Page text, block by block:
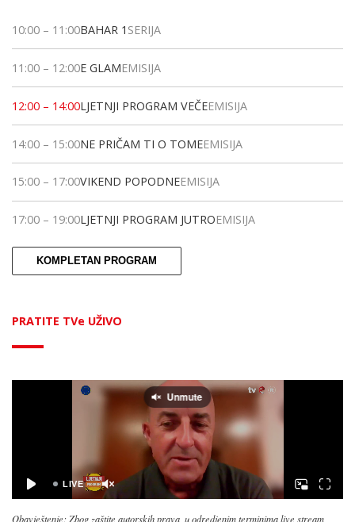
10:00 – 11:00BAHAR 1 SERIJA
11:00 – 12:00E GLAMEMISIJA
12:00 – 14:00LJETNJI PROGRAM VEČEEMISIJA
14:00 – 15:00NE PRIČAM TI O TOMEEMISIJA
15:00 – 17:00VIKEND POPODNEEMISIJA
17:00 – 19:00LJETNJI PROGRAM JUTROEMISIJA
KOMPLETAN PROGRAM
PRATITE TVe UŽIVO
Obavještenje: Zbog zaštite autorskih prava, u odredjenim terminima live stream